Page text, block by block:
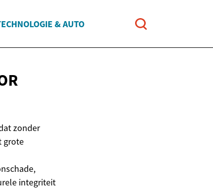
& AUTO
zonder
grote
integriteit